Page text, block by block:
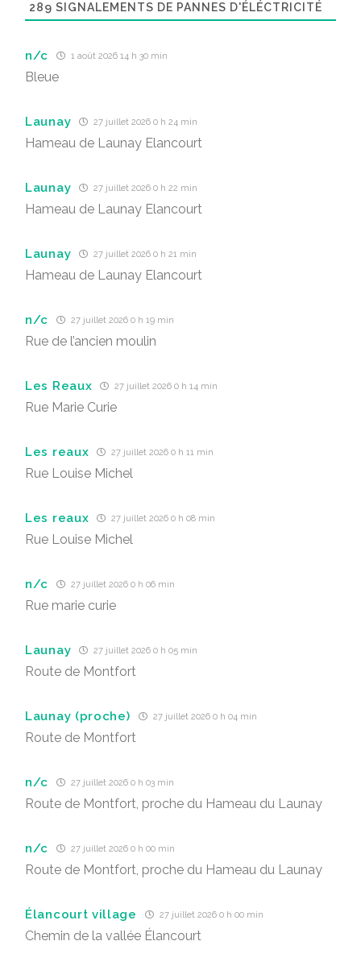
289 SIGNALEMENTS DE PANNES D'ÉLÉCTRICITÉ
n/c 1 août 2026 14 h 30 min
Bleue
Launay 27 juillet 2026 0 h 24 min
Hameau de Launay Elancourt
Launay 27 juillet 2026 0 h 22 min
Hameau de Launay Elancourt
Launay 27 juillet 2026 0 h 21 min
Hameau de Launay Elancourt
n/c 27 juillet 2026 0 h 19 min
Rue de l’ancien moulin
Les Reaux 27 juillet 2026 0 h 14 min
Rue Marie Curie
Les reaux 27 juillet 2026 0 h 11 min
Rue Louise Michel
Les reaux 27 juillet 2026 0 h 08 min
Rue Louise Michel
n/c 27 juillet 2026 0 h 06 min
Rue marie curie
Launay 27 juillet 2026 0 h 05 min
Route de Montfort
Launay (proche) 27 juillet 2026 0 h 04 min
Route de Montfort
n/c 27 juillet 2026 0 h 03 min
Route de Montfort, proche du Hameau du Launay
n/c 27 juillet 2026 0 h 00 min
Route de Montfort, proche du Hameau du Launay
Élancourt village 27 juillet 2026 0 h 00 min
Chemin de la vallée Élancourt